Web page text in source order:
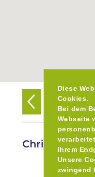
Diese
Cookies.
Bei dem
Webseite
Ihrem
Unsere
zwingend
Zurück